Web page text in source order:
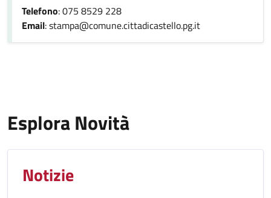
Telefono: 075 8529 228
Email: stampa@comune.cittadicastello.pg.it
Esplora Novità
Notizie